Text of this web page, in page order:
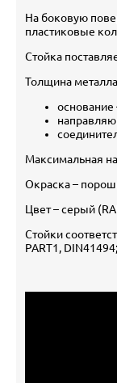
На боковую
пластиковые
Стойка
Толщина
основание
Максимальная
Окраска –
Цвет – серый
Стойки
PART1,